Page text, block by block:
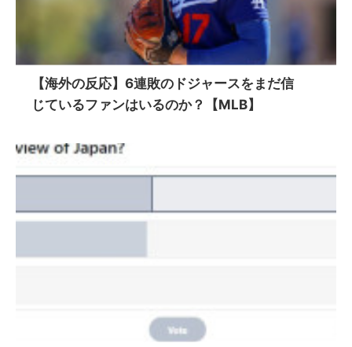
【海外の反応】6連敗のドジャースをまだ信
じているファンはいるのか？【MLB】